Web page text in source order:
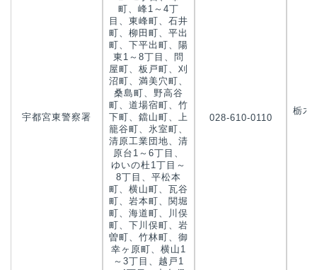
宇都宮東警察署
町、峰1～4丁
目、東峰町、石井
町、柳田町、平出
町、下平出町、陽
東1～8丁目、問
屋町、板戸町、刈
沼町、満美穴町、
桑島町、野高谷
町、道場宿町、竹
下町、鐺山町、上
籠谷町、氷室町、
清原工業団地、清
原台1～6丁目、
ゆいの杜1丁目～
8丁目、平松本
町、横山町、瓦谷
町、岩本町、関堀
町、海道町、川俣
町、下川俣町、岩
曽町、竹林町、御
幸ヶ原町、横山1
～3丁目、越戸1
028-610-0110
栃木